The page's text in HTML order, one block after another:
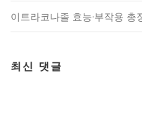
이트라코나졸 효능·부작용
최신 댓글